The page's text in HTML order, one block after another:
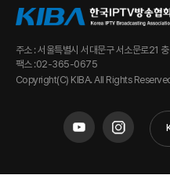
주소 : 서울특별시 서대문구 서소문로21
팩스 :02-365-0675
Copyright(C) KIBA. All Rights